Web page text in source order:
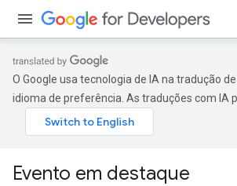
O Google usa tecnologia de IA na tradução
idioma de preferência. As traduções com IA
Evento em destaque